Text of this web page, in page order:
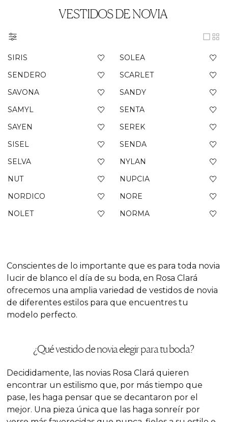
VESTIDOS DE NOVIA
SIRIS
SOLEA
SENDERO
SCARLET
SAVONA
SANDY
SAMYL
SENTA
SAYEN
SEREK
SISEL
SENDA
SELVA
NYLAN
NUT
NUPCIA
NORDICO
NORE
NOLET
NORMA
Conscientes de lo importante que es para toda novia
lucir de blanco el día de su boda, en Rosa Clará
ofrecemos una amplia variedad de vestidos de novia
de diferentes estilos para que encuentres tu
modelo perfecto.
¿Qué vestido de novia elegir para tu boda?
Decididamente, las novias Rosa Clará quieren
encontrar un estilismo que, por más tiempo que
pase, les haga pensar que se decantaron por el
mejor. Una pieza única que las haga sonreír por